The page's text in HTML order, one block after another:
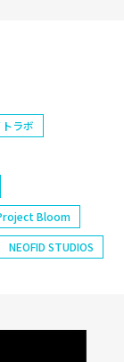
ラボ
Bloom
NEOFID STUDIOS